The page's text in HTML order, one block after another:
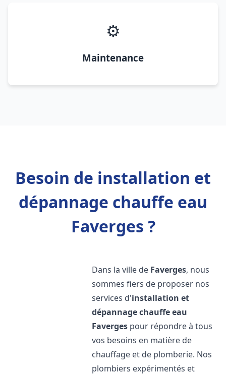
⚙️
Maintenance
Besoin de installation et
dépannage chauffe eau
Faverges ?
Dans la ville de Faverges, nous
sommes fiers de proposer nos
services d'installation et
dépannage chauffe eau
Faverges pour répondre à tous
vos besoins en matière de
chauffage et de plomberie. Nos
plombiers expérimentés et